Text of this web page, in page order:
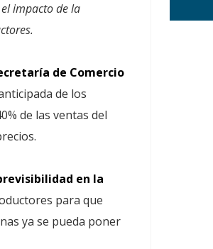
impacto de la
de Comercio
de los
de las ventas del
en la
para que
ya se pueda poner